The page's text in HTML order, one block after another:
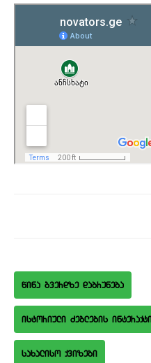
wina gverdze dabruneba
istoriuli Zeglebis
saxaliso qvizebi